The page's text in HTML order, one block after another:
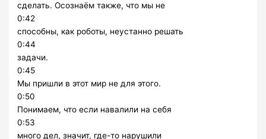
сделать. Осознаём также, что мы не
0:42
способны, как роботы, неустанно решать
0:44
задачи.
0:45
Мы пришли в этот мир не для этого.
0:50
Понимаем, что если навалили на себя
0:53
много дел, значит, где-то нарушили